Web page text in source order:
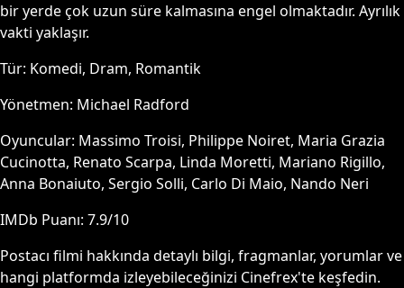
bir yerde çok uzun süre kalmasına engel olmaktadır. Ayrılık
vakti yaklaşır.
Tür: Komedi, Dram, Romantik
Yönetmen: Michael Radford
Oyuncular: Massimo Troisi, Philippe Noiret, Maria Grazia
Cucinotta, Renato Scarpa, Linda Moretti, Mariano Rigillo,
Anna Bonaiuto, Sergio Solli, Carlo Di Maio, Nando Neri
IMDb Puanı: 7.9/10
Postacı filmi hakkında detaylı bilgi, fragmanlar, yorumlar ve
hangi platformda izleyebileceğinizi Cinefrex'te keşfedin.